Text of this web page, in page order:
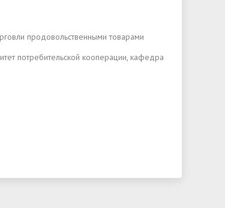
продовольственными товарами
потребительской кооперации, кафедра